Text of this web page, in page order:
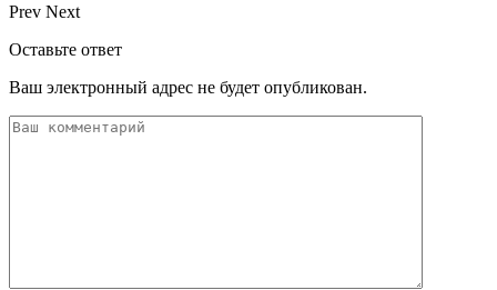
Prev Next
Оставьте ответ
Ваш электронный адрес не будет опубликован.